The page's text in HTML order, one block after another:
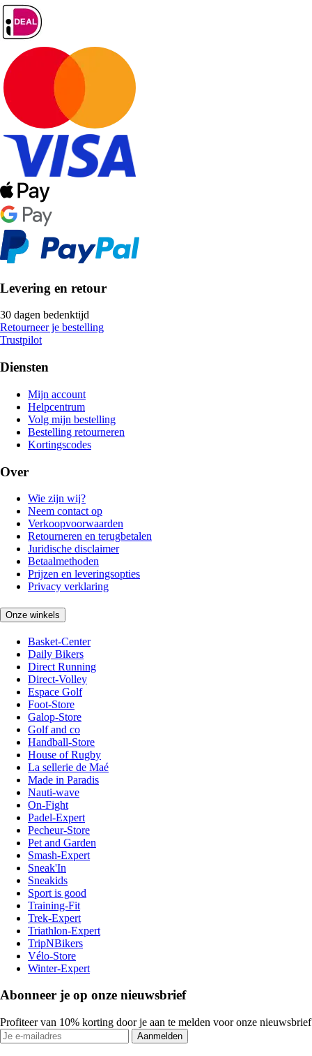
Levering en retour
30 dagen bedenktijd
Retourneer je bestelling
Trustpilot
Diensten
Mijn account
Helpcentrum
Volg mijn bestelling
Bestelling retourneren
Kortingscodes
Over
Wie zijn wij?
Neem contact op
Verkoopvoorwaarden
Retourneren en terugbetalen
Juridische disclaimer
Betaalmethoden
Prijzen en leveringsopties
Privacy verklaring
Onze winkels
Basket-Center
Daily Bikers
Direct Running
Direct-Volley
Espace Golf
Foot-Store
Galop-Store
Golf and co
Handball-Store
House of Rugby
La sellerie de Maé
Made in Paradis
Nauti-wave
On-Fight
Padel-Expert
Pecheur-Store
Pet and Garden
Smash-Expert
Sneak'In
Sneakids
Sport is good
Training-Fit
Trek-Expert
Triathlon-Expert
TripNBikers
Vélo-Store
Winter-Expert
Abonneer je op onze nieuwsbrief
Profiteer van 10% korting door je aan te melden voor onze nieuwsbrief
Aanmelden